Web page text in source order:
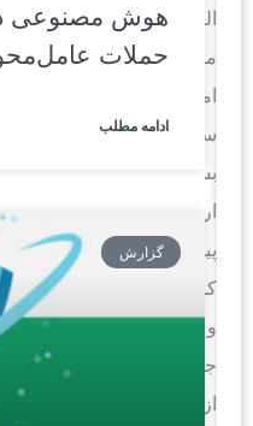
الکترونیکی،
موضوع
امنیت
سایبری
بسیار
ارزش
کرده
جدی‌تر
هوش مصنوعی در
حملات عامل‌محور
ادامه مطلب
گزارش